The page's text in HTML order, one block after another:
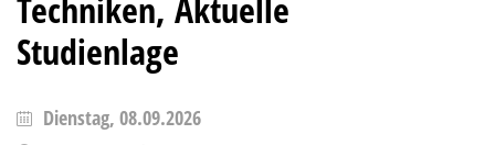
Studienlage
Dienstag, 08.09.2026